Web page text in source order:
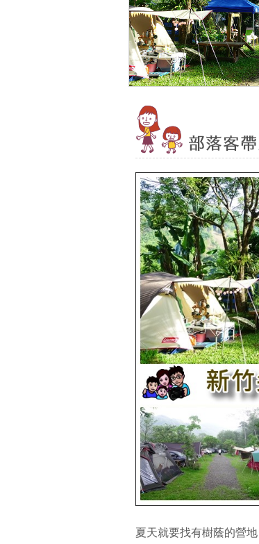
夏天就要找有樹蔭的營